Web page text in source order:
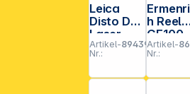
Leica
Disto D5
Laser-
Entfernu
ngsmess
er
Artikel-
Nr.:
894392
h Reel
GE100
Laser-
Messger
Artikel-
Nr.: